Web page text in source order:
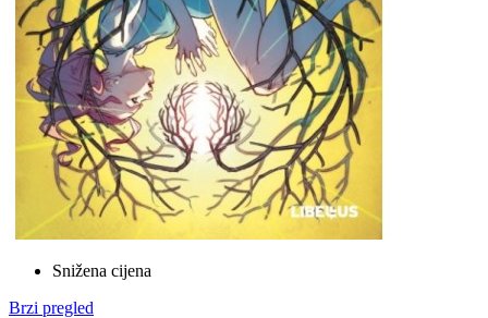
Snižena cijena
Brzi pregled